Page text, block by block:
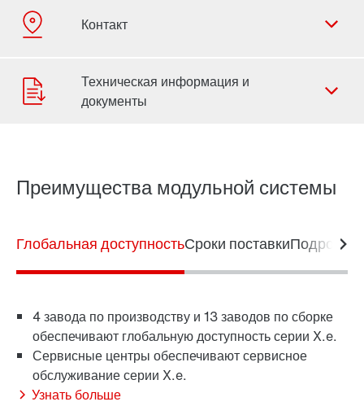
Контактная информация
Преимущества модульной системы
Глобальная доступностьСроки поставки
4 завода по производству и 13 заводов по сборке
обеспечивают глобальную доступность серии X.e.
Сервисные центры обеспечивают сервисное
обслуживание серии X.e.
Узнать больше